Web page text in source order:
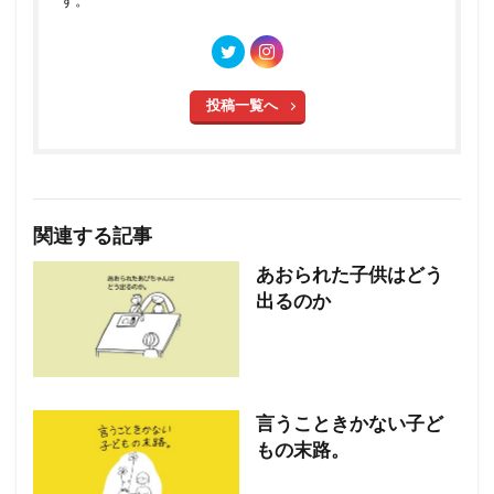
投稿一覧へ
関連する記事
あおられた子供はどう
出るのか
言うこときかない子ど
もの末路。